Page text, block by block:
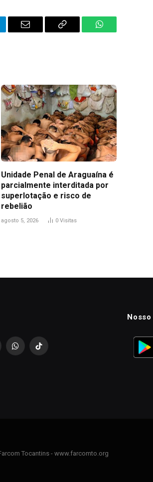
Email
Copy
WhatsApp
Unidade Penal de Araguaína é
parcialmente interditada por
superlotação e risco de
rebelião
agosto 5, 2026 0 Visitas
WhatsAppTikTok
Nosso
Tocantins - www.farcomto.org